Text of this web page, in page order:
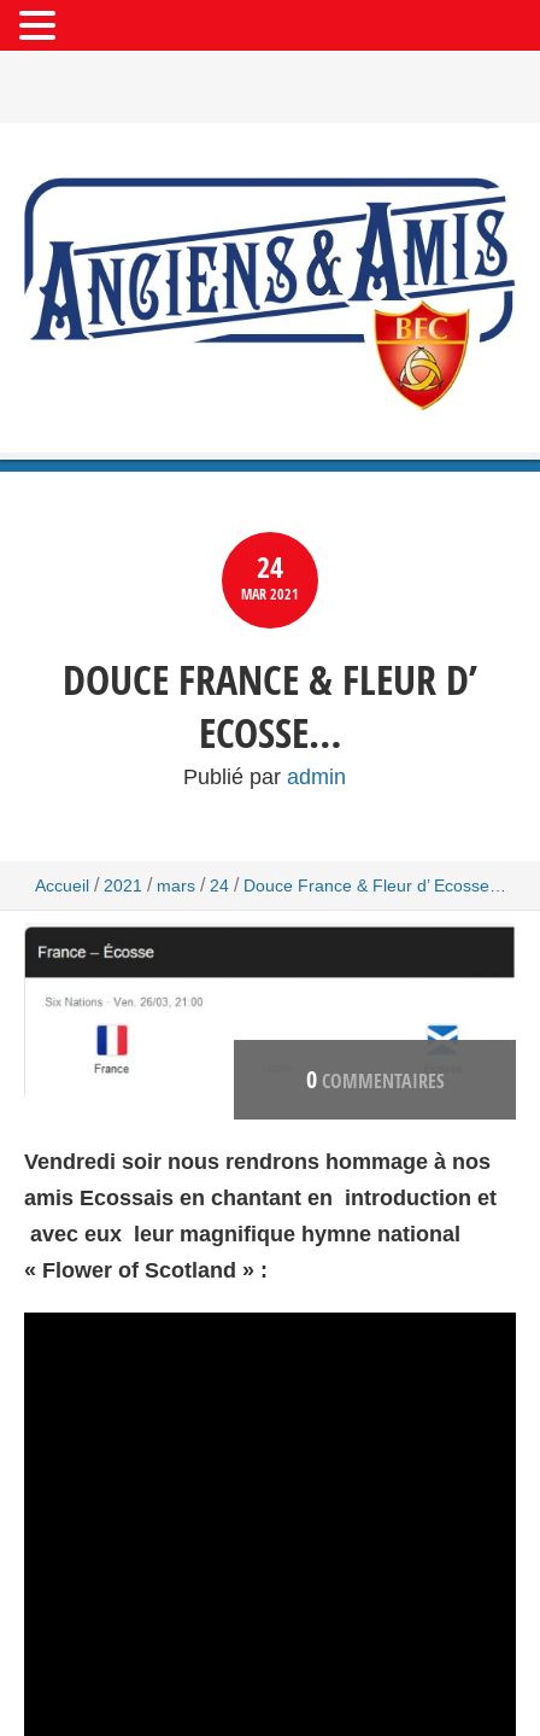
24
MAR2021
DOUCE FRANCE & FLEUR D’
ECOSSE…
Publié par admin
Accueil / 2021 / mars / 24 / Douce France & Fleur d’ Ecosse…
0COMMENTAIRES
Vendredi soir nous rendrons hommage à nos
amis Ecossais en chantant en introduction et
avec eux leur magnifique hymne national
« Flower of Scotland » :